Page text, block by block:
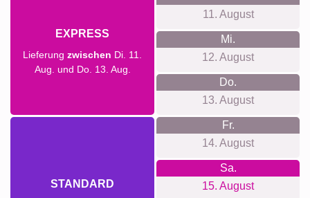
EXPRESS
Lieferung zwischen Di. 11.
Aug. und Do. 13. Aug.
11. August
Mi.
12. August
Do.
13. August
STANDARD
Fr.
14. August
Sa.
15. August